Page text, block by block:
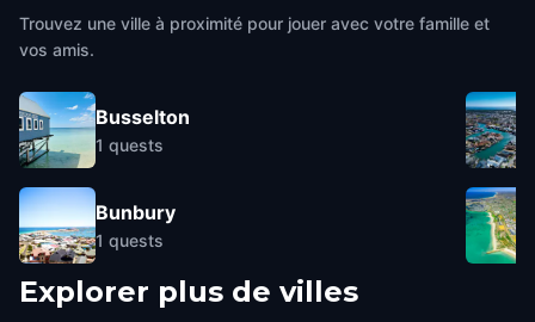
Trouvez une ville à proximité pour jouer avec votre famille et
vos amis.
Busselton
1 quests
Bunbury
1 quests
Explorer plus de villes